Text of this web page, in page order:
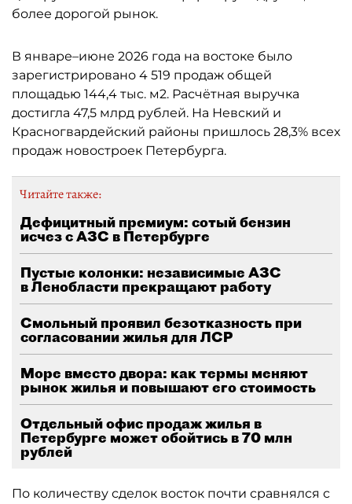
более дорогой рынок.
В январе–июне 2026 года на востоке было
зарегистрировано 4 519 продаж общей
площадью 144,4 тыс. м2. Расчётная выручка
достигла 47,5 млрд рублей. На Невский и
Красногвардейский районы пришлось 28,3% всех
продаж новостроек Петербурга.
Читайте также:
Дефицитный премиум: сотый бензин
исчез с АЗС в Петербурге
Пустые колонки: независимые АЗС
в Ленобласти прекращают работу
Смольный проявил безотказность при
согласовании жилья для ЛСР
Море вместо двора: как термы меняют
рынок жилья и повышают его стоимость
Отдельный офис продаж жилья в
Петербурге может обойтись в 70 млн
рублей
По количеству сделок восток почти сравнялся с